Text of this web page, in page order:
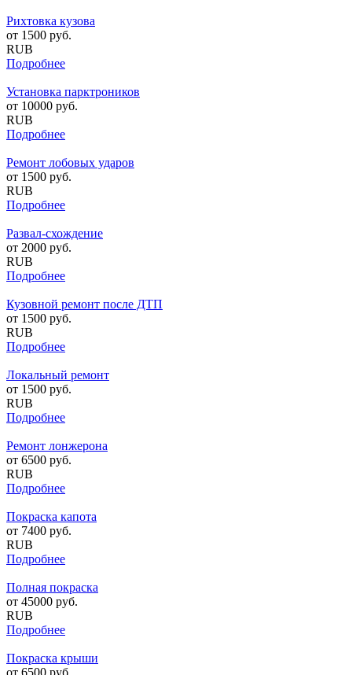
Рихтовка кузова
от 1500 руб.
RUB
Подробнее
Установка парктроников
от 10000 руб.
RUB
Подробнее
Ремонт лобовых ударов
от 1500 руб.
RUB
Подробнее
Развал-схождение
от 2000 руб.
RUB
Подробнее
Кузовной ремонт после ДТП
от 1500 руб.
RUB
Подробнее
Локальный ремонт
от 1500 руб.
RUB
Подробнее
Ремонт лонжерона
от 6500 руб.
RUB
Подробнее
Покраска капота
от 7400 руб.
RUB
Подробнее
Полная покраска
от 45000 руб.
RUB
Подробнее
Покраска крыши
от 6500 руб.